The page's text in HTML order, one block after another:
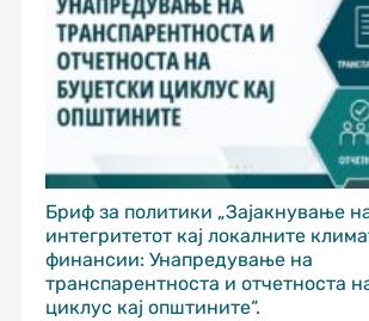
Бриф за политики „Зајакнување
интегритетот кај локалните
финансии: Унапредување на
транспарентноста и отчетноста
циклус кај општините“.